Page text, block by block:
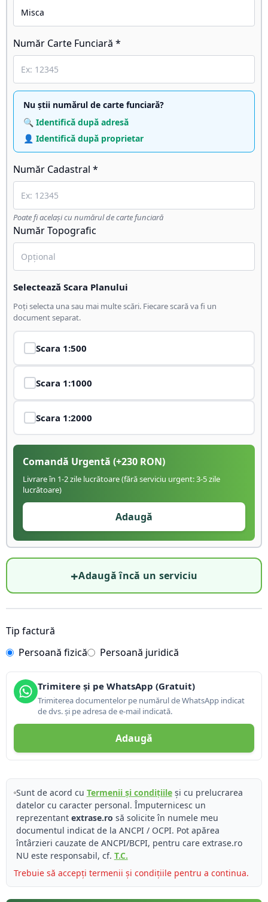
Număr Carte Funciară *
Nu știi numărul de carte funciară?
🔍 Identifică după adresă
👤 Identifică după proprietar
Număr Cadastral *
Poate fi același cu numărul de carte funciară
Număr Topografic
Selectează Scara Planului
Poți selecta una sau mai multe scări. Fiecare scară va fi un
document separat.
Scara 1:500
Scara 1:1000
Scara 1:2000
Comandă Urgentă (+230 RON)
Livrare în 1-2 zile lucrătoare (fără serviciu urgent: 3-5 zile
lucrătoare)
Adaugă
+Adaugă încă un serviciu
Tip factură
Persoană fizică
Persoană juridică
Trimitere și pe WhatsApp (Gratuit)
Trimiterea documentelor pe numărul de WhatsApp indicat
de dvs. și pe adresa de e-mail indicată.
Adaugă
Sunt de acord cu Termenii și condițiileși cu prelucrarea
datelor cu caracter personal. Împuternicesc un
reprezentant extrase.ro să solicite în numele meu
documentul indicat de la ANCPI / OCPI. Pot apărea
întârzieri cauzate de ANCPI/BCPI, pentru care extrase.ro
NU este responsabil, cf. T.C.
Trebuie să accepți termenii și condițiile pentru a continua.